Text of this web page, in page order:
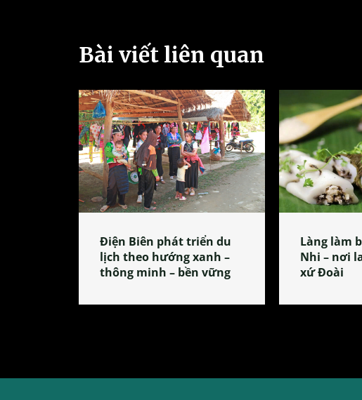
Bài viết liên quan
Điện Biên phát triển du
lịch theo hướng xanh –
thông minh – bền vững
Làng làm
Nhi – nơi
xứ Đoài